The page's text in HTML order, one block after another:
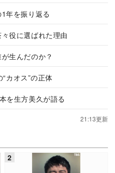
年を振り返る
役に選ばれた理由
が生んだのか？
“カオス”の正体
を生方美久が語る
21:13更新